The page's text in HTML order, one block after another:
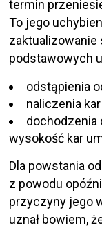
termin
To jego
zaktualizowanie
podstawowych
odstąpienia
naliczenia
dochodzenia
wysokość kar
Dla powstania
z powodu
przyczyny jego
uznał bowiem,